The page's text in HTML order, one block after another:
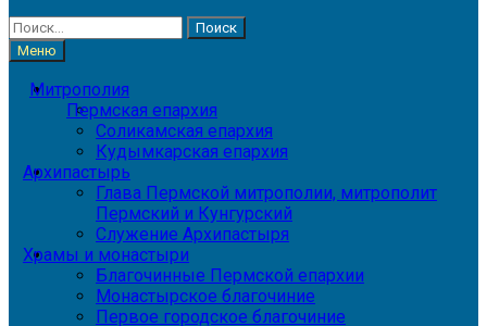
Найти:
Меню
Митрополия
Пермская епархия
Соликамская епархия
Кудымкарская епархия
Архипастырь
Глава Пермской митрополии, митрополит
Пермский и Кунгурский
Служение Архипастыря
Храмы и монастыри
Благочинные Пермской епархии
Монастырское благочиние
Первое городское благочиние